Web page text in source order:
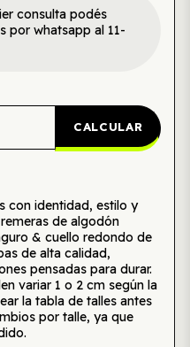
consulta podés
por whatsapp al 11-
CALCULAR
con identidad, estilo y
de algodón
& cuello redondo de
de alta calidad,
pensadas para durar.
variar 1 o 2 cm según la
la tabla de talles antes
por talle, ya que